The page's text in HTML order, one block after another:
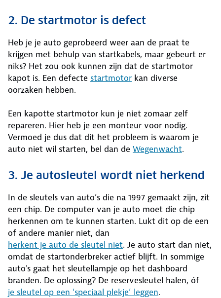
2. De startmotor is defect
Heb je je auto geprobeerd weer aan de praat te
krijgen met behulp van startkabels, maar gebeurt er
niks? Het zou ook kunnen zijn dat de startmotor
kapot is. Een defecte startmotor kan diverse
oorzaken hebben.
Een kapotte startmotor kun je niet zomaar zelf
repareren. Hier heb je een monteur voor nodig.
Vermoed je dus dat dit het probleem is waarom je
auto niet wil starten, bel dan de Wegenwacht.
3. Je autosleutel wordt niet herkend
In de sleutels van auto’s die na 1997 gemaakt zijn, zit
een chip. De computer van je auto moet die chip
herkennen om te kunnen starten. Lukt dit op de een
of andere manier niet, dan
herkent je auto de sleutel niet. Je auto start dan niet,
omdat de startonderbreker actief blijft. In sommige
auto's gaat het sleutellampje op het dashboard
branden. De oplossing? De reservesleutel halen, óf
je sleutel op een ‘speciaal plekje’ leggen.